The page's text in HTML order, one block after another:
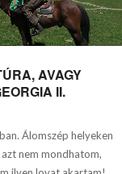
AVAGY
II.
Álomszép helyeken
nem mondhatom,